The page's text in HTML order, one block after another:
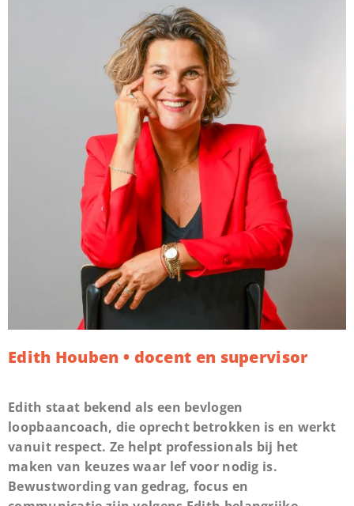
Edith Houben • docent en supervisor
Edith staat bekend als een bevlogen
loopbaancoach, die oprecht betrokken is en werkt
vanuit respect. Ze helpt professionals bij het
maken van keuzes waar lef voor nodig is.
Bewustwording van gedrag, focus en